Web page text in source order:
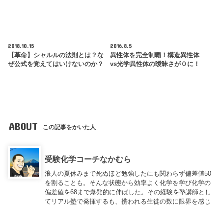
2018.10.15
【革命】シャルルの法則とは？な
ぜ公式を覚えてはいけないのか？
2016.8.5
異性体を完全制覇！構造異性体
vs光学異性体の曖昧さが０に！
ABOUT この記事をかいた人
受験化学コーチなかむら
浪人の夏休みまで死ぬほど勉強したにも関わらず偏差値50
を割ることも。そんな状態から効率よく化学を学び化学の
偏差値を68まで爆発的に伸ばした。その経験を塾講師とし
てリアル塾で発揮するも、携われる生徒の数に限界を感じ